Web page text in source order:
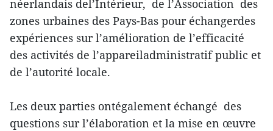
néerlandais del’Intérieur, de l’Association des
zones urbaines des Pays-Bas pour échangerdes
expériences sur l’amélioration de l’efficacité
des activités de l’appareiladministratif public et
de l’autorité locale.
Les deux parties ontégalement échangé des
questions sur l’élaboration et la mise en œuvre